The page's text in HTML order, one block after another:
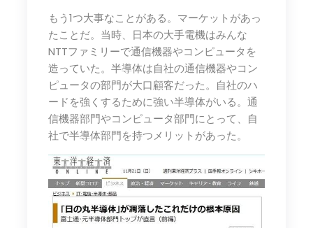
もう1つ大事なことがある。マーケットがあっ
たことだ。当時、日本の大手電機はみんな
NTTファミリーで通信機器やコンピュータを
造っていた。半導体は自社の通信機器やコン
ピュータの部門が大口顧客だった。自社のハ
ードを強くするために強い半導体がいる。通
信機器部門やコンピュータ部門にとって、自
社で半導体部門を持つメリットがあった。